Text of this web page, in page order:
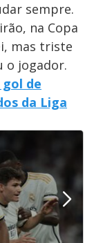
sempre.
na Copa
mas triste
o jogador.
de
da Liga